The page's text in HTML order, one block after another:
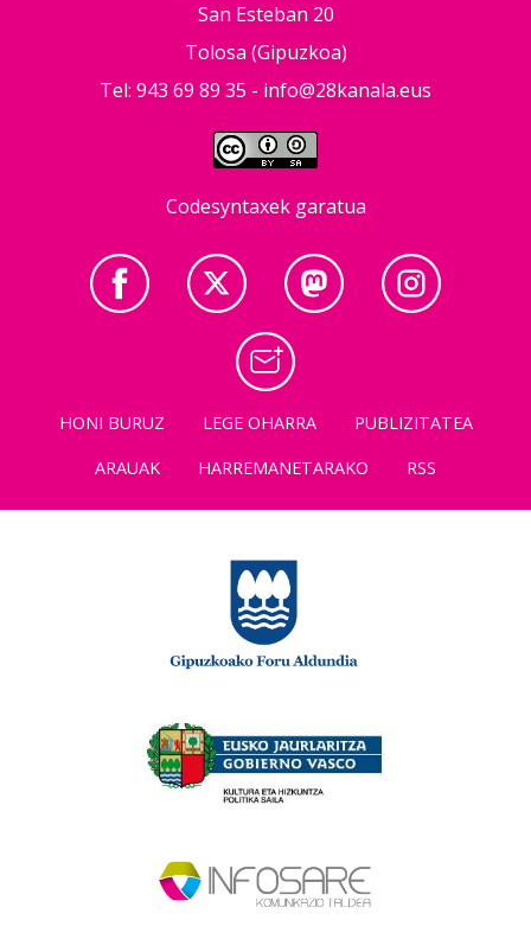
San Esteban 20
Tolosa (Gipuzkoa)
Tel: 943 69 89 35 - info@28kanala.eus
Codesyntaxek garatua
HONI BURUZ LEGE OHARRA
PUBLIZITATEA
ARAUAK
HARREMANETARAKO RSS